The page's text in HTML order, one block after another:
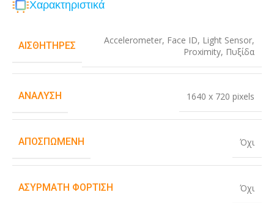
Χαρακτηριστικά
ΑΙΣΘΗΤΉΡΕΣ Accelerometer, Face ID, Light Sensor,
Proximity, Πυξίδα
ΑΝΆΛΥΣΗ 1640 x 720 pixels
ΑΠΟΣΠΏΜΕΝΗ Όχι
ΑΣΎΡΜΑΤΗ ΦΌΡΤΙΣΗ Όχι